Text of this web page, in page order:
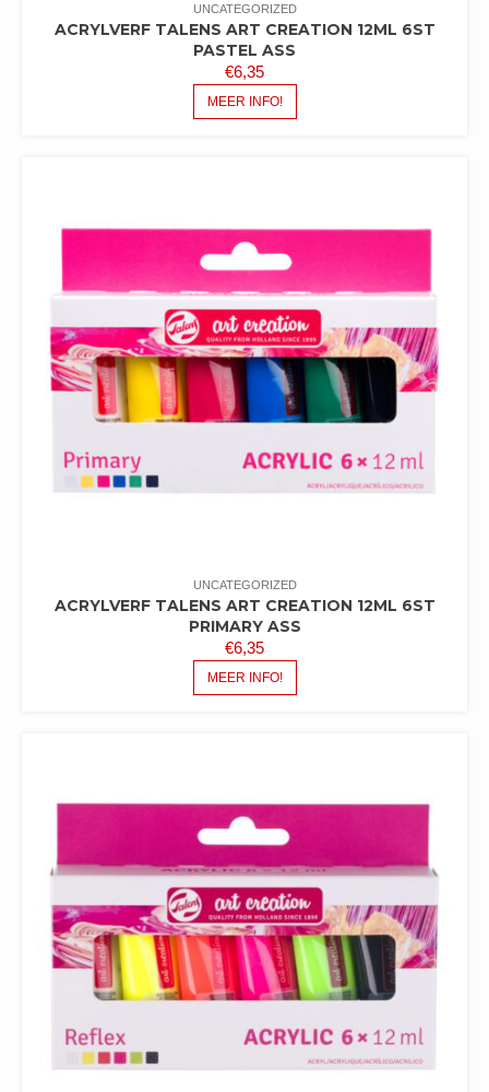
UNCATEGORIZED
ACRYLVERF TALENS ART CREATION 12ML 6ST
PASTEL ASS
€6,35
MEER INFO!
UNCATEGORIZED
ACRYLVERF TALENS ART CREATION 12ML 6ST
PRIMARY ASS
€6,35
MEER INFO!